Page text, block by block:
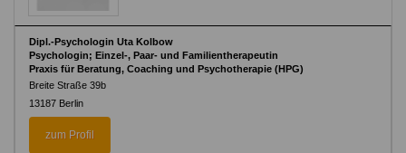
Dipl.-Psychologin Uta Kolbow
Psychologin; Einzel-, Paar- und Familientherapeutin
Praxis für Beratung, Coaching und Psychotherapie (HPG)
Breite Straße 39b
13187 Berlin
zum Profil